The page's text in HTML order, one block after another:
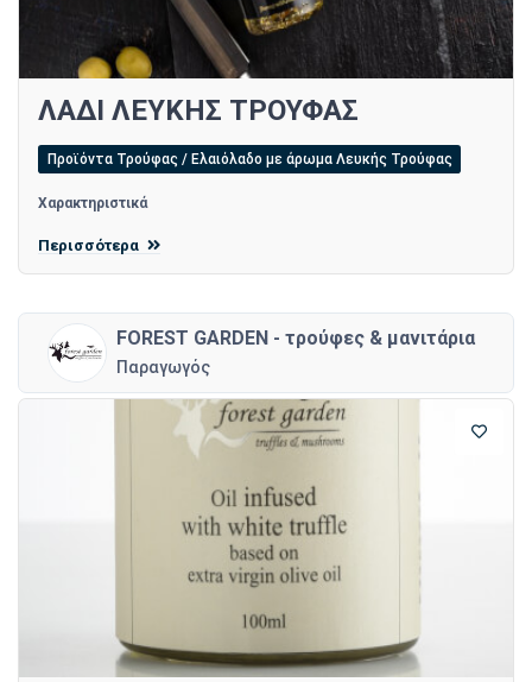
ΛΑΔΙ ΛΕΥΚΗΣ ΤΡΟΥΦΑΣ
Προϊόντα Τρούφας / Ελαιόλαδο με άρωμα Λευκής Τρούφας
Χαρακτηριστικά
Περισσότερα
FOREST GARDEN - τρούφες & μανιτάρια
Παραγωγός